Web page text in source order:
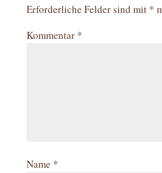
Erforderliche Felder sind mit *
Kommentar *
Name *